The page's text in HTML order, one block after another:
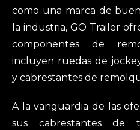
como una marca de
la industria, GO Trailer
componentes de
incluyen ruedas de
y cabrestantes de
A la vanguardia de las
sus cabrestantes de